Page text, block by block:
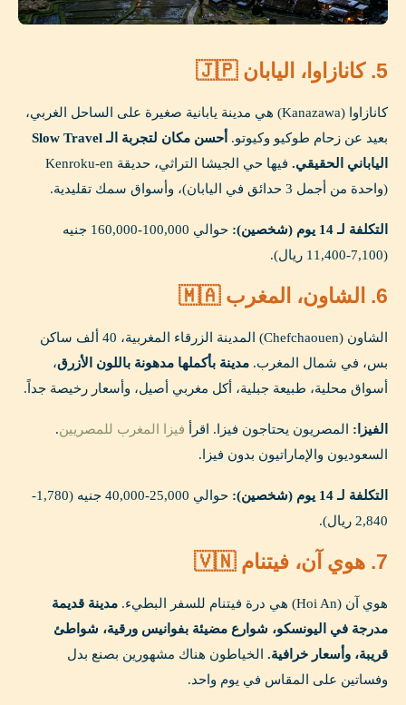
5. كانازاوا، اليابان 🇯🇵
كانازاوا (Kanazawa) هي مدينة يابانية صغيرة على الساحل الغربي،
بعيد عن زحام طوكيو وكيوتو.
أحسن مكان لتجربة الـ Slow Travel
الياباني الحقيقي.
فيها حي الجيشا التراثي، حديقة Kenroku-en
(واحدة من أجمل 3 حدائق في اليابان)، وأسواق سمك تقليدية.
التكلفة لـ 14 يوم (شخصين):
حوالي 100,000-160,000 جنيه
(7,100-11,400 ريال).
6. الشاون، المغرب 🇲🇦
الشاون (Chefchaouen) المدينة الزرقاء المغربية، 40 ألف ساكن
بس، في شمال المغرب. مدينة بأكملها مدهونة باللون الأزرق،
أسواق محلية، طبيعة جبلية، أكل مغربي أصيل، وأسعار رخيصة جداً.
الفيزا: المصريون يحتاجون فيزا. اقرأ فيزا المغرب للمصريين.
السعوديون والإماراتيون بدون فيزا.
التكلفة لـ 14 يوم (شخصين):
حوالي 25,000-40,000 جنيه (1,780-
2,840 ريال).
7. هوي آن، فيتنام 🇻🇳
هوي آن (Hoi An) هي درة فيتنام للسفر البطيء.
مدينة قديمة
مدرجة في اليونسكو، شوارع مضيئة بفوانيس ورقية، شواطئ
قريبة، وأسعار خرافية. الخياطون هناك مشهورين بصنع بدل
وفساتين على المقاس في يوم واحد.